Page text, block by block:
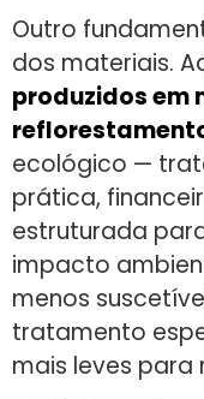
Outro
dos materiais.
produzidos em
ecológico —
prática,
estruturada
impacto
menos
tratamento
mais leves para